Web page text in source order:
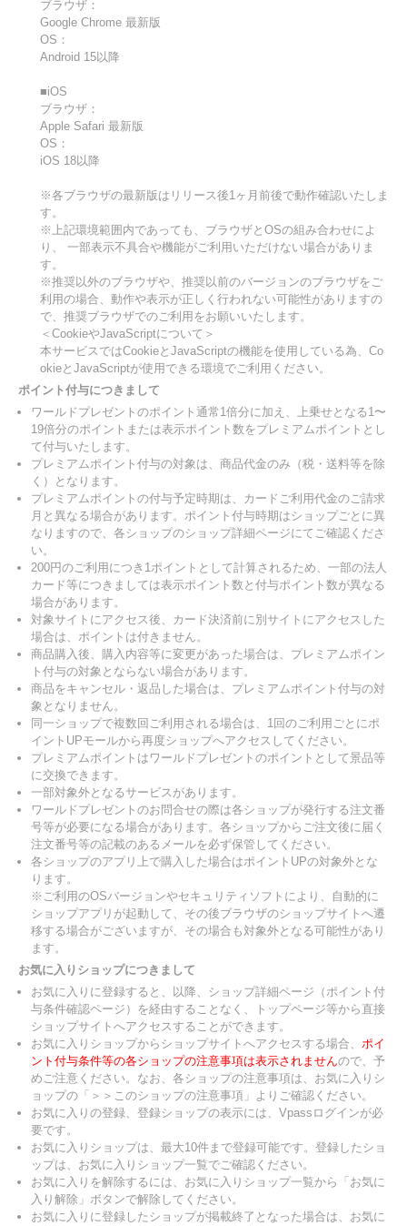
ブラウザ：
Google Chrome 最新版
OS：
Android 15以降
■iOS
ブラウザ：
Apple Safari 最新版
OS：
iOS 18以降
※各ブラウザの最新版はリリース後1ヶ月前後で動作確認いたしま
す。
※上記環境範囲内であっても、ブラウザとOSの組み合わせによ
り、 一部表示不具合や機能がご利用いただけない場合がありま
す。
※推奨以外のブラウザや、推奨以前のバージョンのブラウザをご
利用の場合、動作や表示が正しく行われない可能性がありますの
で、推奨ブラウザでのご利用をお願いいたします。
＜CookieやJavaScriptについて＞
本サービスではCookieとJavaScriptの機能を使用している為、Co
okieとJavaScriptが使用できる環境でご利用ください。
ポイント付与につきまして
ワールドプレゼントのポイント通常1倍分に加え、上乗せとなる1〜
19倍分のポイントまたは表示ポイント数をプレミアムポイントとし
て付与いたします。
プレミアムポイント付与の対象は、商品代金のみ（税・送料等を除
く）となります。
プレミアムポイントの付与予定時期は、カードご利用代金のご請求
月と異なる場合があります。ポイント付与時期はショップごとに異
なりますので、各ショップのショップ詳細ページにてご確認くださ
い。
200円のご利用につき1ポイントとして計算されるため、一部の法人
カード等につきましては表示ポイント数と付与ポイント数が異なる
場合があります。
対象サイトにアクセス後、カード決済前に別サイトにアクセスした
場合は、ポイントは付きません。
商品購入後、購入内容等に変更があった場合は、プレミアムポイン
ト付与の対象とならない場合があります。
商品をキャンセル・返品した場合は、プレミアムポイント付与の対
象となりません。
同一ショップで複数回ご利用される場合は、1回のご利用ごとにポ
イントUPモールから再度ショップへアクセスしてください。
プレミアムポイントはワールドプレゼントのポイントとして景品等
に交換できます。
一部対象外となるサービスがあります。
ワールドプレゼントのお問合せの際は各ショップが発行する注文番
号等が必要になる場合があります。各ショップからご注文後に届く
注文番号等の記載のあるメールを必ず保管してください。
各ショップのアプリ上で購入した場合はポイントUPの対象外とな
ります。
※ご利用のOSバージョンやセキュリティソフトにより、自動的に
ショップアプリが起動して、その後ブラウザのショップサイトへ遷
移する場合がございますが、その場合も対象外となる可能性があり
ます。
お気に入りショップにつきまして
お気に入りに登録すると、以降、ショップ詳細ページ（ポイント付
与条件確認ページ）を経由することなく、トップページ等から直接
ショップサイトへアクセスすることができます。
お気に入りショップからショップサイトへアクセスする場合、 ポイ
ント付与条件等の各ショップの注意事項は表示されませんので、予
めご注意ください。なお、各ショップの注意事項は、お気に入りシ
ョップの「＞＞このショップの注意事項」よりご確認ください。
お気に入りの登録、登録ショップの表示には、Vpassログインが必
要です。
お気に入りショップは、最大10件まで登録可能です。登録したショ
ップは、お気に入りショップ一覧でご確認ください。
お気に入りを解除するには、お気に入りショップ一覧から「お気に
入り解除」ボタンで解除してください。
お気に入りに登録したショップが掲載終了となった場合は、お気に